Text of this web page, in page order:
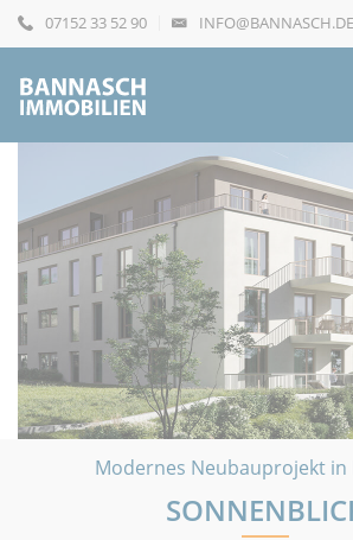
07152 33 52 90 INFO@BANNASCH.DE
Modernes Neubauprojekt in